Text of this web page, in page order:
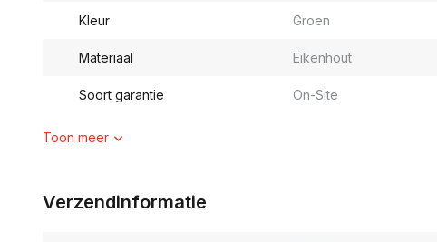
Kleur Groen
Materiaal Eikenhout
Soort garantie On-Site
Toon meer
Verzendinformatie